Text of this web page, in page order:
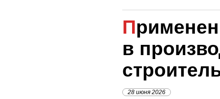
Применение 3D-печати
в
28 июня 2026